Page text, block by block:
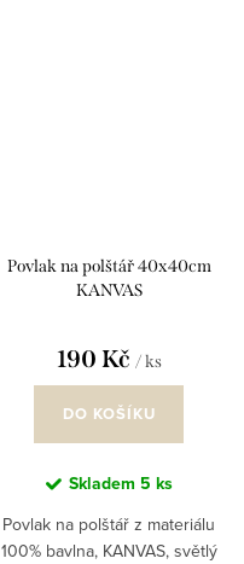
Povlak na polštář 40x40cm
KANVAS
190 Kč / ks
DO KOŠÍKU
Skladem 5 ks
Povlak na polštář z materiálu
100% bavlna, KANVAS, světlý